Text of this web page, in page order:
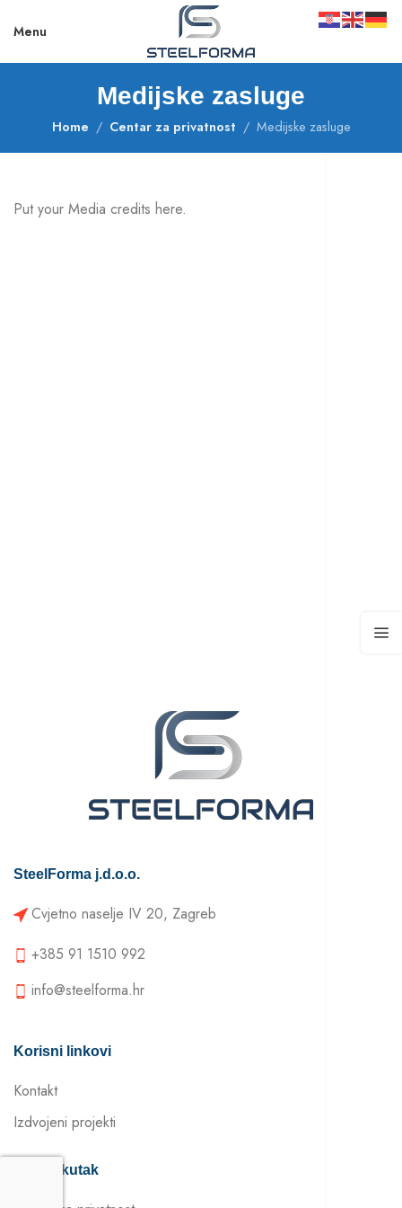
Menu
Medijske zasluge
Home Centar za privatnost Medijske zasluge
Put your Media credits here.
SteelForma j.d.o.o.
Cvjetno naselje IV 20, Zagreb
+385 91 1510 992
info@steelforma.hr
Korisni linkovi
Kontakt
Izdvojeni projekti
Pravni kutak